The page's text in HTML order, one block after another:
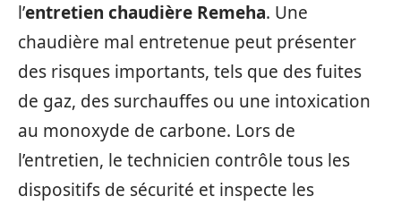
l’entretien chaudière Remeha. Une
chaudière mal entretenue peut présenter
des risques importants, tels que des fuites
de gaz, des surchauffes ou une intoxication
au monoxyde de carbone. Lors de
l’entretien, le technicien contrôle tous les
dispositifs de sécurité et inspecte les